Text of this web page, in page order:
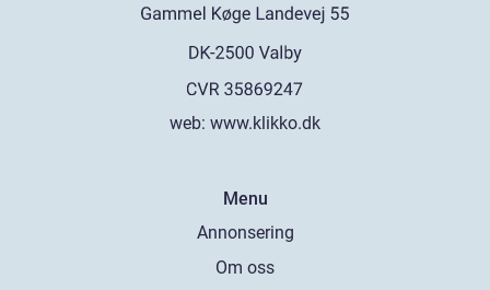
web: www.klikko.dk
Menu
Annonsering
Om oss